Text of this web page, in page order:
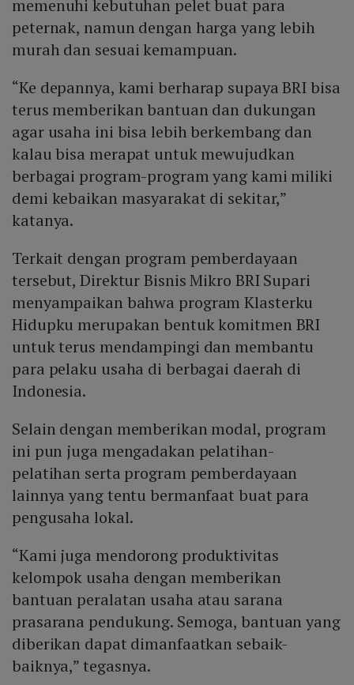
memenuhi kebutuhan pelet buat para
peternak, namun dengan harga yang lebih
murah dan sesuai kemampuan.
“Ke depannya, kami berharap supaya BRI bisa
terus memberikan bantuan dan dukungan
agar usaha ini bisa lebih berkembang dan
kalau bisa merapat untuk mewujudkan
berbagai program-program yang kami miliki
demi kebaikan masyarakat di sekitar,”
katanya.
Terkait dengan program pemberdayaan
tersebut, Direktur Bisnis Mikro BRI Supari
menyampaikan bahwa program Klasterku
Hidupku merupakan bentuk komitmen BRI
untuk terus mendampingi dan membantu
para pelaku usaha di berbagai daerah di
Indonesia.
Selain dengan memberikan modal, program
ini pun juga mengadakan pelatihan-
pelatihan serta program pemberdayaan
lainnya yang tentu bermanfaat buat para
pengusaha lokal.
“Kami juga mendorong produktivitas
kelompok usaha dengan memberikan
bantuan peralatan usaha atau sarana
prasarana pendukung. Semoga, bantuan yang
diberikan dapat dimanfaatkan sebaik-
baiknya,” tegasnya.